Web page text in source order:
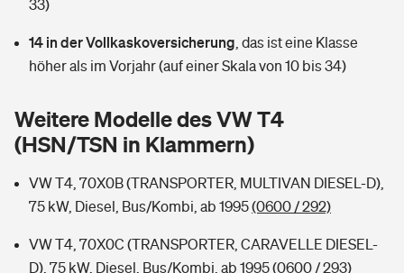
Tools
Wer versichert was: Jetzt Versicherer finden
Sie haben Fragen?
Pferdehalter-Haftpflicht
Musikinstrumentenversicherung
Zur Übersicht
Wer versichert was: Jetzt Versicherer finden
Sie haben Fragen?
Rentenrechner: Wie viel Geld bekomme ich im Alter?
33)
14 in der Vollkaskoversicherung das ist eine Klasse
höher als im Vorjahr (auf einer Skala von 10 bis 34)
Weitere Modelle des VW T4
(HSN/TSN in Klammern)
VW T4, 70X0B (TRANSPORTER, MULTIVAN DIESEL-D),
75 kW, Diesel, Bus/Kombi, ab 1995(0600 / 292)
VW T4, 70X0C (TRANSPORTER, CARAVELLE DIESEL-
D), 75 kW, Diesel, Bus/Kombi, ab 1995(0600 / 293)